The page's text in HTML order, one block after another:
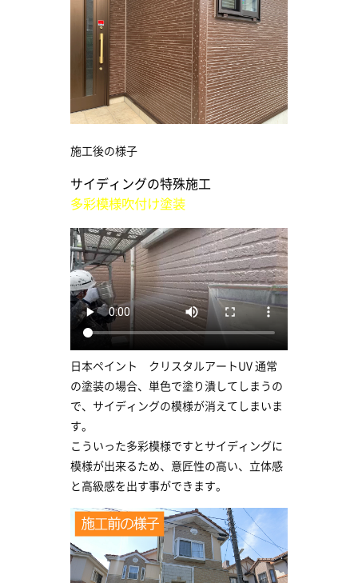
施工後の様子
サイディングの特殊施工
多彩模様吹付け塗装
日本ペイント クリスタルアートUV 通常
の塗装の場合、単色で塗り潰してしまうの
で、サイディングの模様が消えてしまいま
す。
こういった多彩模様ですとサイディングに
模様が出来るため、意匠性の高い、立体感
と高級感を出す事ができます。